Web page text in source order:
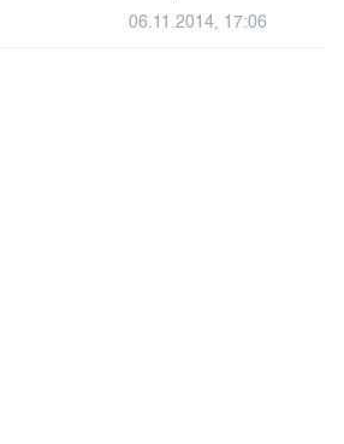
06.11.2014, 17:06